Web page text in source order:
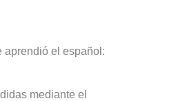
aprendió el español:
mediante el